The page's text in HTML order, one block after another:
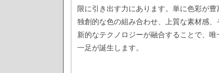
限に引き出す力にあります。単に色彩が
独創的な色の組み合わせ、上質な素材感
新的なテクノロジーが融合することで、
一足が誕生します。